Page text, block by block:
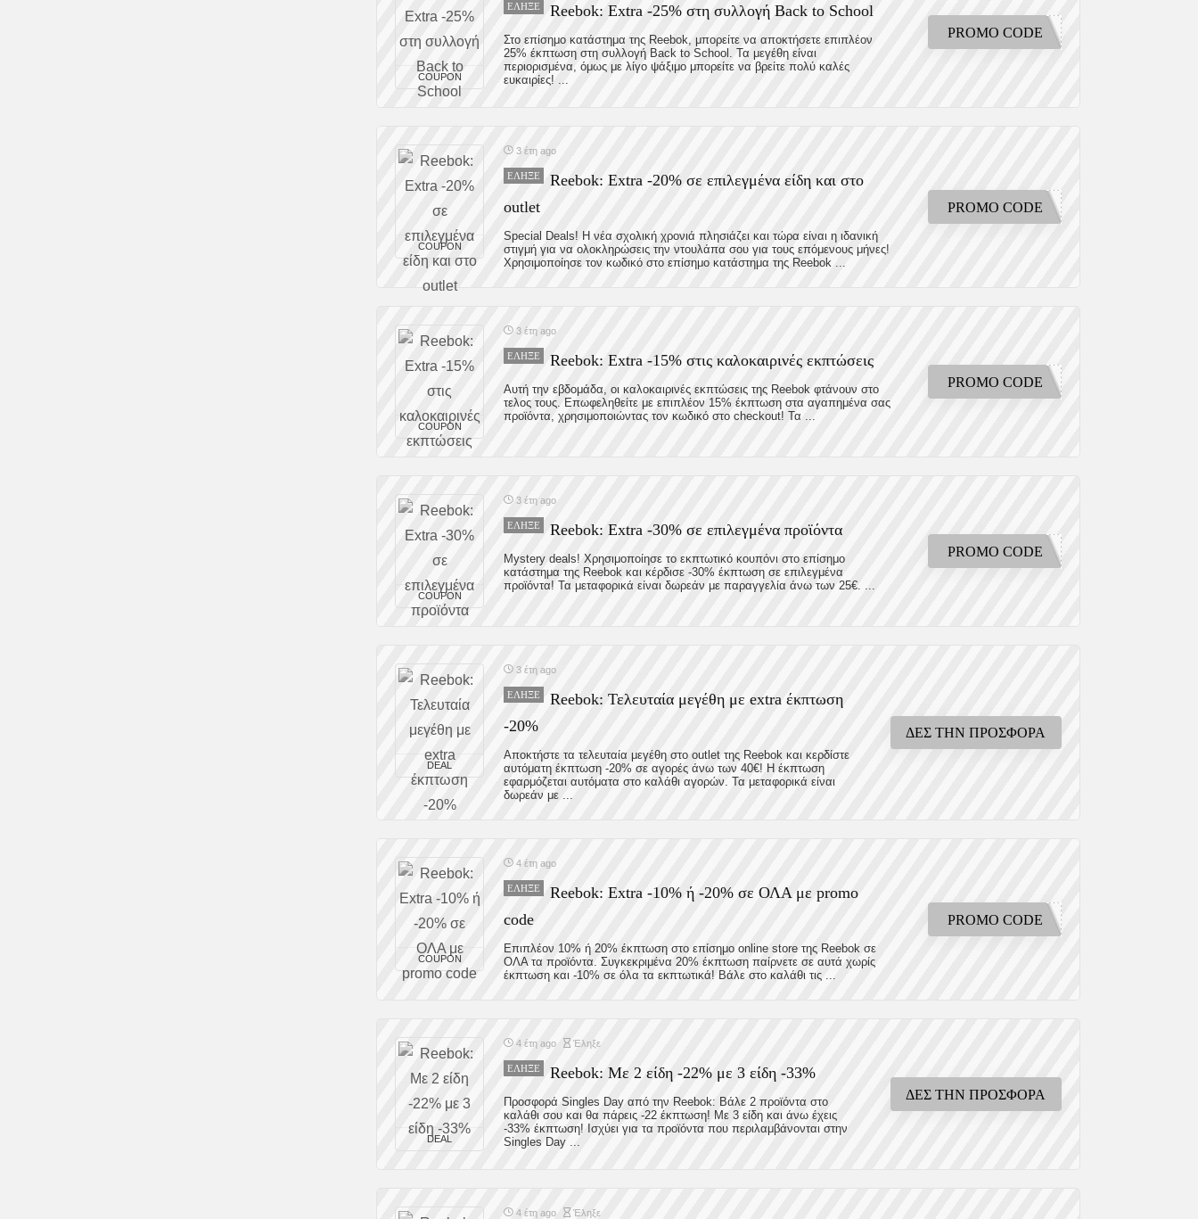
COUPON
ΈΛΗΞΕ Reebok: Extra -25% στη συλλογή Back to School
Στο επίσημο κατάστημα της Reebok, μπορείτε να αποκτήσετε επιπλέον
25% έκπτωση στη συλλογή Back to School. Τα μεγέθη είναι
περιορισμένα, όμως με λίγο ψάξιμο μπορείτε να βρείτε πολύ καλές
ευκαιρίες! ...
PROMO CODE
COUPON
3 έτη ago
ΈΛΗΞΕ
Reebok: Extra -20% σε επιλεγμένα είδη και στο
outlet
Special Deals! Η νέα σχολική χρονιά πλησιάζει και τώρα είναι η ιδανική
στιγμή για να ολοκληρώσεις την ντουλάπα σου για τους επόμενους μήνες!
Χρησιμοποίησε τον κωδικό στο επίσημο κατάστημα της Reebok ...
PROMO CODE
COUPON
3 έτη ago
ΈΛΗΞΕ Reebok: Extra -15% στις καλοκαιρινές εκπτώσεις
Αυτή την εβδομάδα, οι καλοκαιρινές εκπτώσεις της Reebok φτάνουν στο
τελος τους. Επωφεληθείτε με επιπλέον 15% έκπτωση στα αγαπημένα σας
προϊόντα, χρησιμοποιώντας τον κωδικό στο checkout! Τα ...
PROMO CODE
COUPON
3 έτη ago
ΈΛΗΞΕ Reebok: Extra -30% σε επιλεγμένα προϊόντα
Mystery deals! Χρησιμοποίησε το εκπτωτικό κουπόνι στο επίσημο
κατάστημα της Reebok και κέρδισε -30% έκπτωση σε επιλεγμένα
προϊόντα! Τα μεταφορικά είναι δωρεάν με παραγγελία άνω των 25€. ...
PROMO CODE
DEAL
3 έτη ago
ΈΛΗΞΕ
Reebok: Τελευταία μεγέθη με extra έκπτωση
-20%
Αποκτήστε τα τελευταία μεγέθη στο outlet της Reebok και κερδίστε
αυτόματη έκπτωση -20% σε αγορές άνω των 40€! Η έκπτωση
εφαρμόζεται αυτόματα στο καλάθι αγορών. Τα μεταφορικά είναι
δωρεάν με ...
ΔΕΣ ΤΗΝ ΠΡΟΣΦΟΡΑ
COUPON
4 έτη ago
ΈΛΗΞΕ
Reebok: Extra -10% ή -20% σε ΟΛΑ με promo
code
Επιπλέον 10% ή 20% έκπτωση στo επίσημο online store της Reebok σε
ΟΛΑ τα προϊόντα. Συγκεκριμένα 20% έκπτωση παίρνετε σε αυτά χωρίς
έκπτωση και -10% σε όλα τα εκπτωτικά! Βάλε στο καλάθι τις ...
PROMO CODE
DEAL
4 έτη ago Έληξε
ΈΛΗΞΕ Reebok: Mε 2 είδη -22% με 3 είδη -33%
Προσφορά Singles Day από την Reebok: Βάλε 2 προϊόντα στο
καλάθι σου και θα πάρεις -22 έκπτωση! Με 3 είδη και άνω έχεις
-33% έκπτωση! Ισχύει για τα προϊόντα που περιλαμβάνονται στην
Singles Day ...
ΔΕΣ ΤΗΝ ΠΡΟΣΦΟΡΑ
4 έτη ago Έληξε